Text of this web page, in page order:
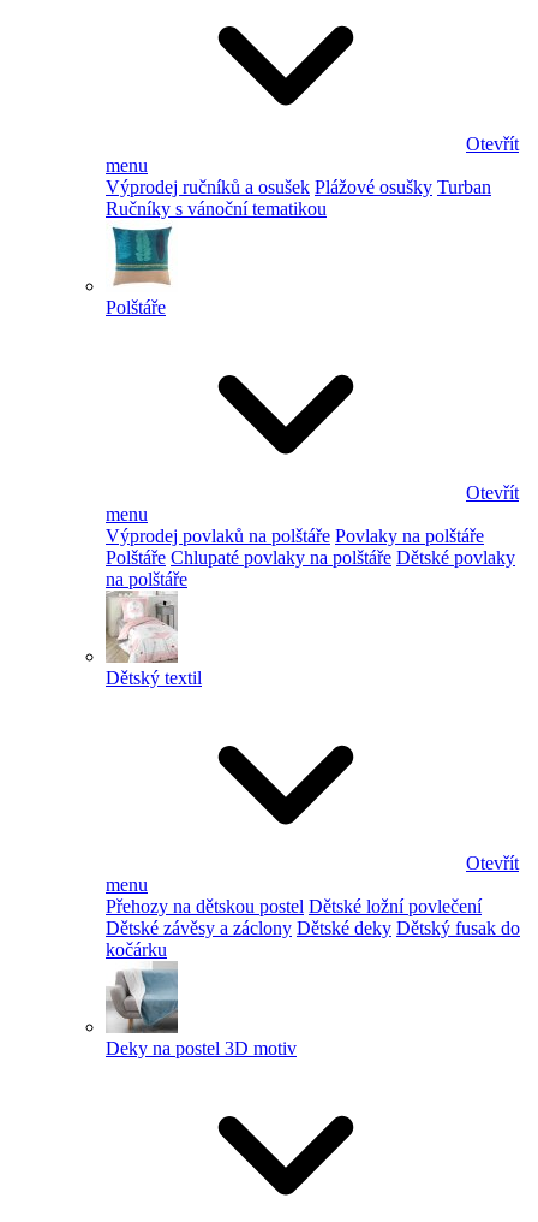
Otevřít
menu
Výprodej ručníků a osušek Plážové osušky Turban
Ručníky s vánoční tematikou
Polštáře
Otevřít
menu
Výprodej povlaků na polštáře Povlaky na polštáře
Polštáře Chlupaté povlaky na polštáře Dětské povlaky
na polštáře
Dětský textil
Otevřít
menu
Přehozy na dětskou postel Dětské ložní povlečení
Dětské závěsy a záclony Dětské deky Dětský fusak do
kočárku
Deky na postel 3D motiv